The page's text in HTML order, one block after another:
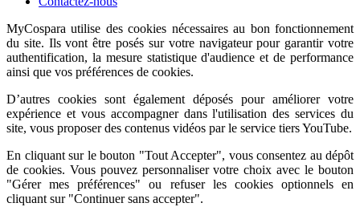
MyCospara utilise des cookies nécessaires au bon fonctionnement
du site. Ils vont être posés sur votre navigateur pour garantir votre
authentification, la mesure statistique d'audience et de performance
ainsi que vos préférences de cookies.
D’autres cookies sont également déposés pour améliorer votre
expérience et vous accompagner dans l'utilisation des services du
site, vous proposer des contenus vidéos par le service tiers YouTube.
En cliquant sur le bouton "Tout Accepter", vous consentez au dépôt
de cookies. Vous pouvez personnaliser votre choix avec le bouton
"Gérer mes préférences" ou refuser les cookies optionnels en
cliquant sur "Continuer sans accepter".